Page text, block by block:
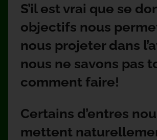
S’il est vrai que se
objectifs nous
nous projeter dans
nous ne savons pas
comment faire!
Certains d’entres
mettent